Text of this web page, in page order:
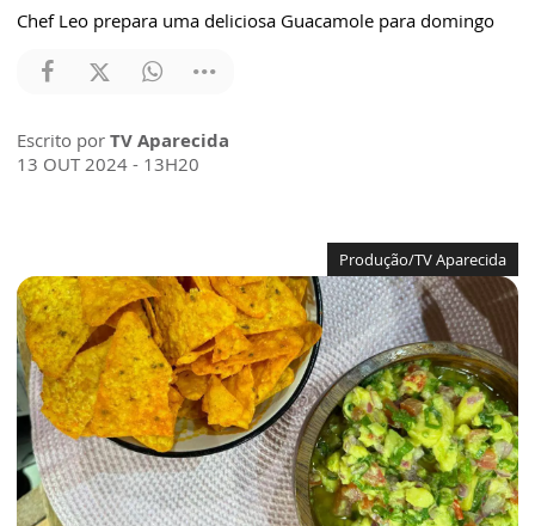
Chef Leo prepara uma deliciosa Guacamole para domingo
Escrito por TV Aparecida
13 OUT 2024 - 13H20
Produção/TV Aparecida